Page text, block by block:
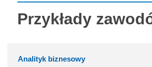
Przykłady
Analityk biznesowy